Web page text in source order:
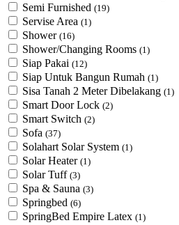
Semi Furnished (19)
Servise Area (1)
Shower (16)
Shower/Changing Rooms (1)
Siap Pakai (12)
Siap Untuk Bangun Rumah (1)
Sisa Tanah 2 Meter Dibelakang (1)
Smart Door Lock (2)
Smart Switch (2)
Sofa (37)
Solahart Solar System (1)
Solar Heater (1)
Solar Tuff (3)
Spa & Sauna (3)
Springbed (6)
SpringBed Empire Latex (1)